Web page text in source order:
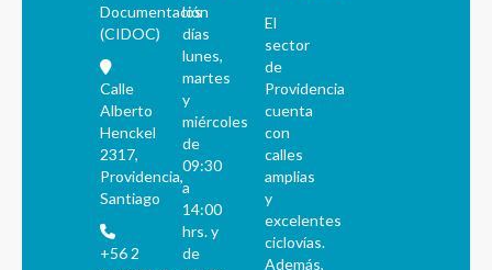
Documentación
(CIDOC)
Calle
Alberto
Henckel
2317,
Providencia,
Santiago
+56 2
los
días
lunes,
martes
y
miércoles
de
09:30
a
14:00
hrs. y
de
El
sector
de
Providencia
cuenta
con
calles
amplias
y
excelentes
ciclovías.
Además,